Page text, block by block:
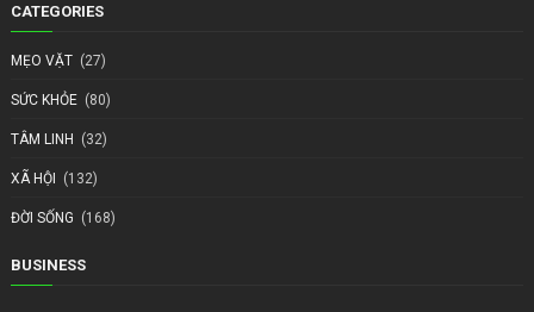
CATEGORIES
MẸO VẶT (27)
SỨC KHỎE (80)
TÂM LINH (32)
XÃ HỘI (132)
ĐỜI SỐNG (168)
BUSINESS